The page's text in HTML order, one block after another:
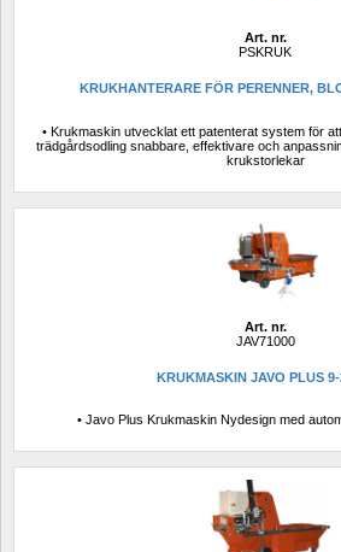
Art. nr.
PSKRUK
KRUKHANTERARE FÖR PERENNER,
• Krukmaskin utvecklat ett patenterat system för
trädgårdsodling snabbare, effektivare och
krukstorlekar
Art. nr.
JAV71000
KRUKMASKIN JAVO PLUS 9-
• Javo Plus Krukmaskin Nydesign med